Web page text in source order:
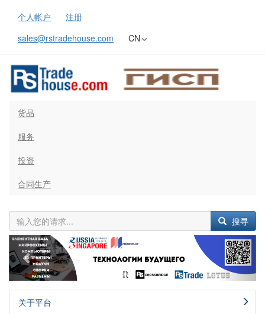
个人帐户
注册
sales@rstradehouse.com
CN
货品
服务
投资
合同生产
搜寻
Previous Next
关于平台